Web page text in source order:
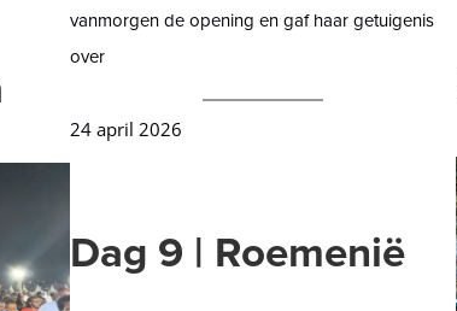
vanmorgen de opening en gaf haar getuigenis
over
24 april 2026
Dag 9 | Roemenië